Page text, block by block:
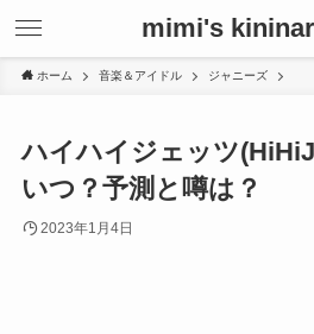
mimi's
ホーム 音楽＆アイドル ジャニーズ
ハイハイジェッツ
いつ？予測と噂は？
2023年1月4日